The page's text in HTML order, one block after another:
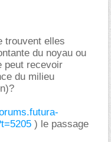
trouvent elles
du noyau ou
peut recevoir
du milieu
) le passage